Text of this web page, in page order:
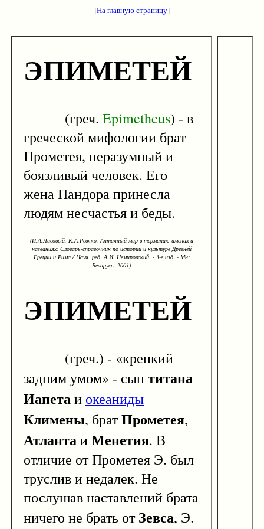
[На главную страницу]
ЭПИМЕТЕЙ
(греч. Epimetheus) - в
греческой мифологии брат
Прометея, неразумный и
боязливый человек. Его
жена Пандора принесла
людям несчастья и беды.
(И.А.Лисовый, К.А.Ревяко. Античный мир в терминах, именах и
названиях: Словарь-справочник по истории и культуре Древней
Греции и Рима / Науч. ред. А.И. Немировский. - 3-е изд. - Мн:
Беларусь, 2001)
ЭПИМЕТЕЙ
(греч.) - «крепкий
задним умом» - сынтитана
Иапетаи океаниды
Климены, братПрометея,
АтлантаиМенетия. В
отличие от Прометея Э. был
труслив и недалек. Не
послушав наставлений брата
ничего не брать отЗевса, Э.